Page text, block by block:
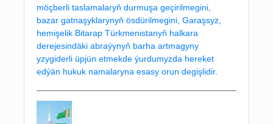
möçberli taslamalaryň durmuşa geçirilmegini,
bazar gatnaşyklarynyň ösdürilmegini, Garaşsyz,
hemişelik Bitarap Türkmenistanyň halkara
derejesindäki abraýynyň barha artmagyny
yzygiderli üpjün etmekde ýurdumyzda hereket
edýän hukuk namalaryna esasy orun degişlidir.